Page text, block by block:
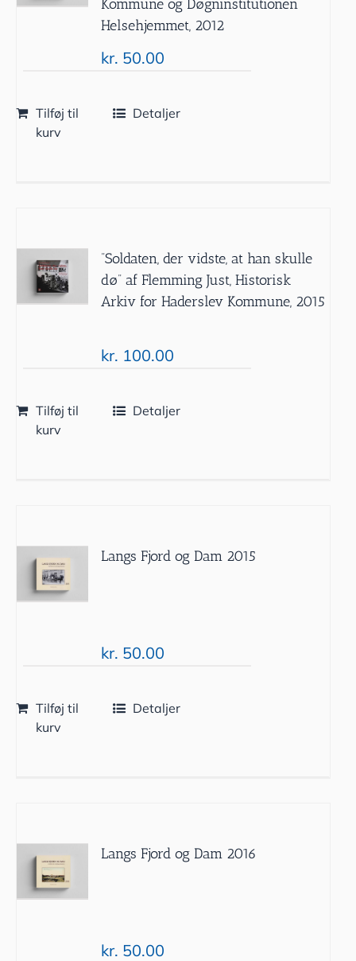
Kommune og Døgninstitutionen
Helsehjemmet, 2012
kr. 50.00
Tilføj til
kurv
Detaljer
”Soldaten, der vidste, at han skulle
dø” af Flemming Just, Historisk
Arkiv for Haderslev Kommune, 2015
kr. 100.00
Tilføj til
kurv
Detaljer
Langs Fjord og Dam 2015
kr. 50.00
Tilføj til
kurv
Detaljer
Langs Fjord og Dam 2016
kr. 50.00